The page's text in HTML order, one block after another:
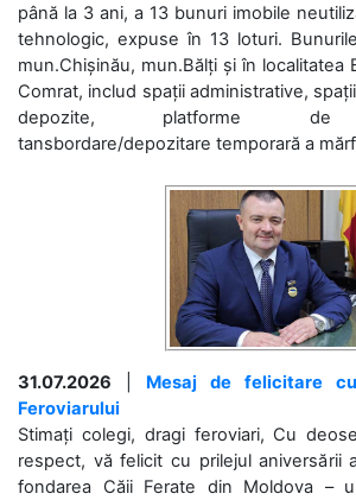
până la 3 ani, a 13 bunuri imobile
tehnologic, expuse în 13 loturi.
mun.Chișinău, mun.Bălți și în localitatea
Comrat, includ spații administrative,
depozite, platforme de
tansbordare/depozitare temporară a
31.07.2026
Mesaj de felicitare
Feroviarului
Stimați colegi, dragi feroviari, Cu
respect, vă felicit cu prilejul aniversării
fondarea Căii Ferate din Moldova –